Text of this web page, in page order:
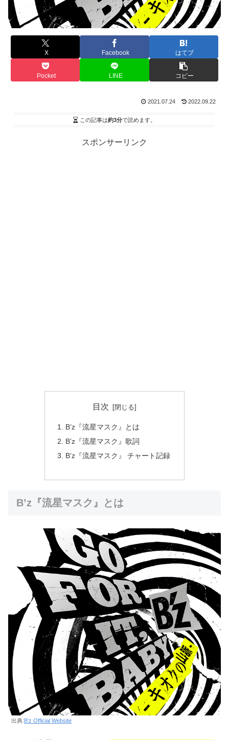
X Facebook はてブ
Pocket LINE コピー
2021.07.24 2022.09.22
この記事は約3分で読めます。
スポンサーリンク
目次
B’z『流星マスク』とは
B’z『流星マスク』歌詞
B’z『流星マスク』 チャート記録
B’z『流星マスク』とは
出典:B’z Official Website